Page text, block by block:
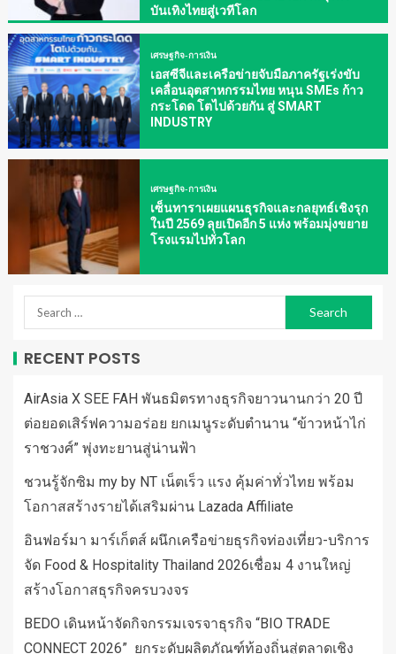
บันเทิงไทยสู่เวทีโลก
เศรษฐกิจ-การเงิน
เอสซีจีและเครือข่ายจับมือภาครัฐเร่งขับ
เคลื่อนอุตสาหกรรมไทย หนุน SMEs ก้าว
กระโดด โตไปด้วยกัน สู่ SMART
INDUSTRY
เศรษฐกิจ-การเงิน
เซ็นทาราเผยแผนธุรกิจและกลยุทธ์เชิงรุก
ในปี 2569 ลุยเปิดอีก 5 แห่ง พร้อมมุ่งขยาย
โรงแรมไปทั่วโลก
RECENT POSTS
AirAsia X SEE FAH พันธมิตรทางธุรกิจยาวนานกว่า 20 ปี
ต่อยอดเสิร์ฟความอร่อย ยกเมนูระดับตำนาน “ข้าวหน้าไก่
ราชวงศ์” พุ่งทะยานสู่น่านฟ้า
ชวนรู้จักซิม my by NT เน็ตเร็ว แรง คุ้มค่าทั่วไทย พร้อม
โอกาสสร้างรายได้เสริมผ่าน Lazada Affiliate
อินฟอร์มา มาร์เก็ตส์ ผนึกเครือข่ายธุรกิจท่องเที่ยว-บริการ
จัด Food & Hospitality Thailand 2026เชื่อม 4 งานใหญ่
สร้างโอกาสธุรกิจครบวงจร
BEDO เดินหน้าจัดกิจกรรมเจรจาธุรกิจ “BIO TRADE
CONNECT 2026” ยกระดับผลิตภัณฑ์ท้องถิ่นสู่ตลาดเชิง